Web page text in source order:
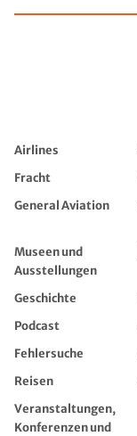
Airlines
Fracht
General Aviation
Museen und
Ausstellungen
Geschichte
Podcast
Fehlersuche
Reisen
Veranstaltungen,
Konferenzen und